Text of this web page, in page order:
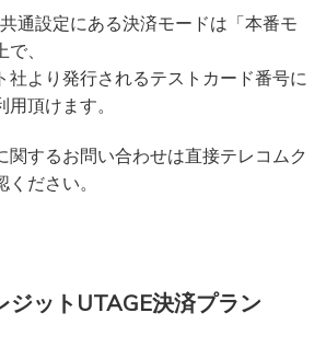
通設定にある決済モードは「本番モ
、
社より発行されるテストカード番号に
頂けます。
関するお問い合わせは直接テレコムク
ださい。
ジットUTAGE決済プラン